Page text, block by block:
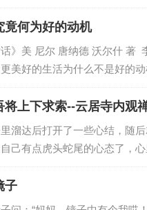
吃得只剩下几线血肉附在骨
过程中去感受自己内在所生…
何为好的动机
》美 尼尔 唐纳德 沃尔什 著
美好的生活为什么不是好的
美好的生活确实是好的动机
将上下求索--云居寺内观
溜达后打开了一些心结，随
己有点虎头蛇尾的心态了，
子吧！（所有的事情都与自
也有些想家了想孩子了，心…
子